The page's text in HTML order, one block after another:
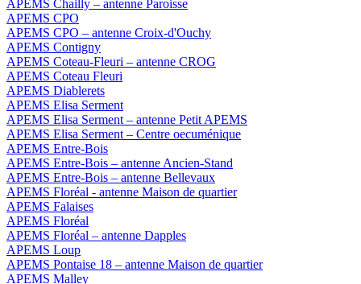
APEMS Chailly – antenne Paroisse
APEMS CPO
APEMS CPO – antenne Croix-d'Ouchy
APEMS Contigny
APEMS Coteau-Fleuri – antenne CROG
APEMS Coteau Fleuri
APEMS Diablerets
APEMS Elisa Serment
APEMS Elisa Serment – antenne Petit APEMS
APEMS Elisa Serment – Centre oecuménique
APEMS Entre-Bois
APEMS Entre-Bois – antenne Ancien-Stand
APEMS Entre-Bois – antenne Bellevaux
APEMS Floréal - antenne Maison de quartier
APEMS Falaises
APEMS Floréal
APEMS Floréal – antenne Dapples
APEMS Loup
APEMS Pontaise 18 – antenne Maison de quartier
APEMS Malley